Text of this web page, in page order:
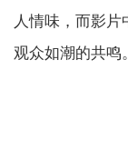
人情味，而影
观众如潮的共鸣。